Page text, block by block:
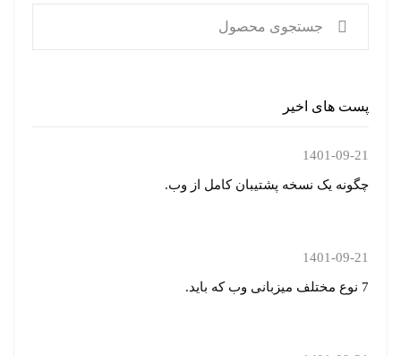
پست های اخیر
1401-09-21
چگونه یک نسخه پشتیبان کامل از وب.
1401-09-21
7 نوع مختلف میزبانی وب که باید.